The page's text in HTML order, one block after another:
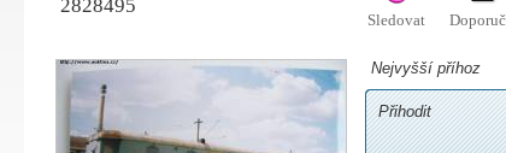
2828495
Sledovat
Nejvyšší příhoz
Přihodit